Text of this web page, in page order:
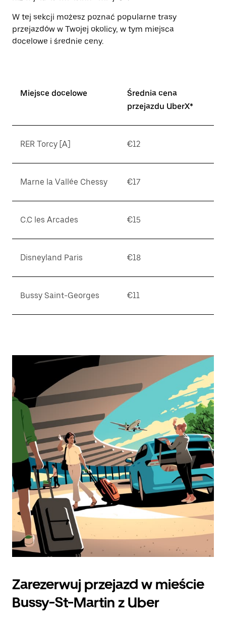
W tej sekcji możesz poznać popularne trasy
przejazdów w Twojej okolicy, w tym miejsca
docelowe i średnie ceny.
Miejsce docelowe
Średnia cena
przejazdu UberX*
RER Torcy [A] €12
Marne la Vallée Chessy €17
C.C les Arcades €15
Disneyland Paris €18
Bussy Saint-Georges €11
Zarezerwuj przejazd w mieście
Bussy-St-Martin z Uber